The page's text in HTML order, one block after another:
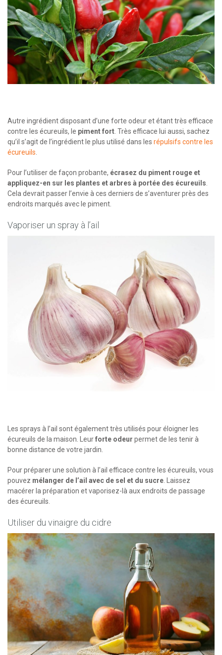
Autre ingrédient disposant d’une forte odeur et étant très efficace
contre les écureuils, le piment fort . Très efficace lui aussi, sachez
qu’il s’agit de l’ingrédient le plus utilisé dans les répulsifs contre les
écureuils
Pour l’utiliser de façon probante, écrasez du piment rouge et
appliquez-en sur les plantes et arbres à portée des écureuils
Cela devrait passer l’envie à ces derniers de s’aventurer près des
endroits marqués avec le piment.
Vaporiser un spray à l’ail
Les sprays à l’ail sont également très utilisés pour éloigner les
écureuils de la maison. Leurforte odeur permet de les tenir à
bonne distance de votre jardin.
Pour préparer une solution à l’ail efficace contre les écureuils, vous
pouvez mélanger de l’ail avec de sel et du sucre . Laissez
macérer la préparation et vaporisez-là aux endroits de passage
des écureuils.
Utiliser du vinaigre du cidre